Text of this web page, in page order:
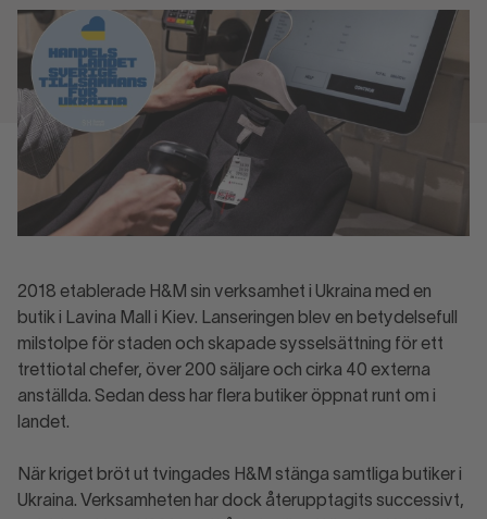
2018 etablerade H&M sin verksamhet i Ukraina med en
butik i Lavina Mall i Kiev. Lanseringen blev en betydelsefull
milstolpe för staden och skapade sysselsättning för ett
trettiotal chefer, över 200 säljare och cirka 40 externa
anställda. Sedan dess har flera butiker öppnat runt om i
landet.
När kriget bröt ut tvingades H&M stänga samtliga butiker i
Ukraina. Verksamheten har dock återupptagits successivt,